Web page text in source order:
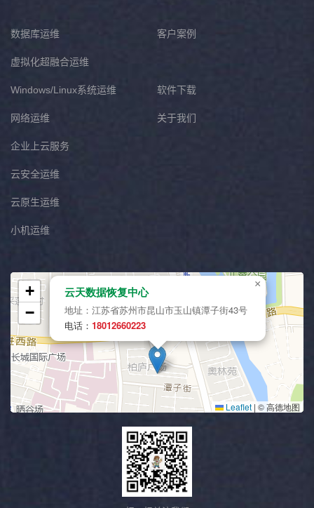
数据库运维
虚拟化超融合运维
Windows/Linux系统运维
网络运维
企业上云服务
云安全运维
云原生运维
小机运维
客户案例
软件下载
关于我们